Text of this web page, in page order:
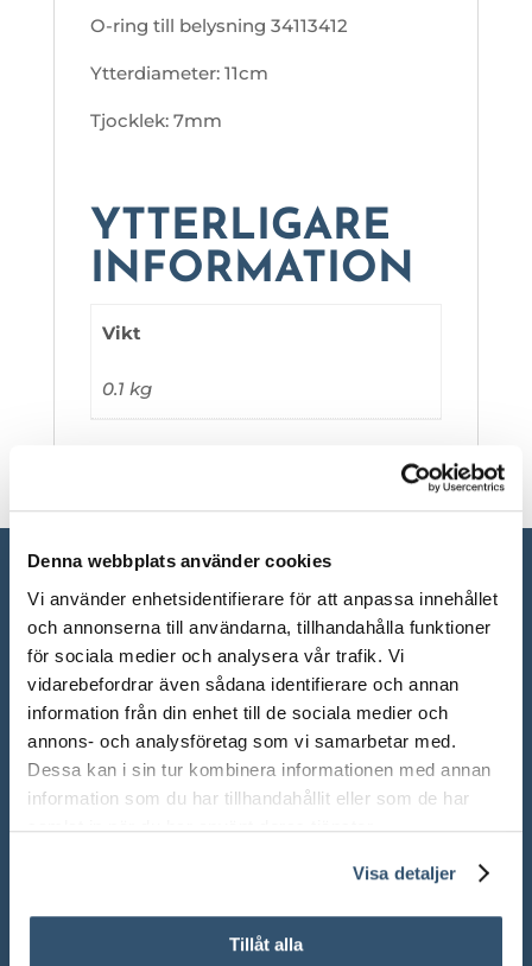
Denna webbplats använder cookies
Vi använder enhetsidentifierare för att anpassa innehållet
och annonserna till användarna, tillhandahålla funktioner
för sociala medier och analysera vår trafik. Vi
vidarebefordrar även sådana identifierare och annan
information från din enhet till de sociala medier och
annons- och analysföretag som vi samarbetar med.
Dessa kan i sin tur kombinera informationen med annan
information som du har tillhandahållit eller som de har
samlat in när du har använt deras tjänster.
Visa detaljer
Tillåt alla
O-ring till belysning 34113412
Ytterdiameter: 11cm
Tjocklek: 7mm
YTTERLIGARE
INFORMATION
Vikt
0.1 kg
ÖPPETTIDER SHOWROOM